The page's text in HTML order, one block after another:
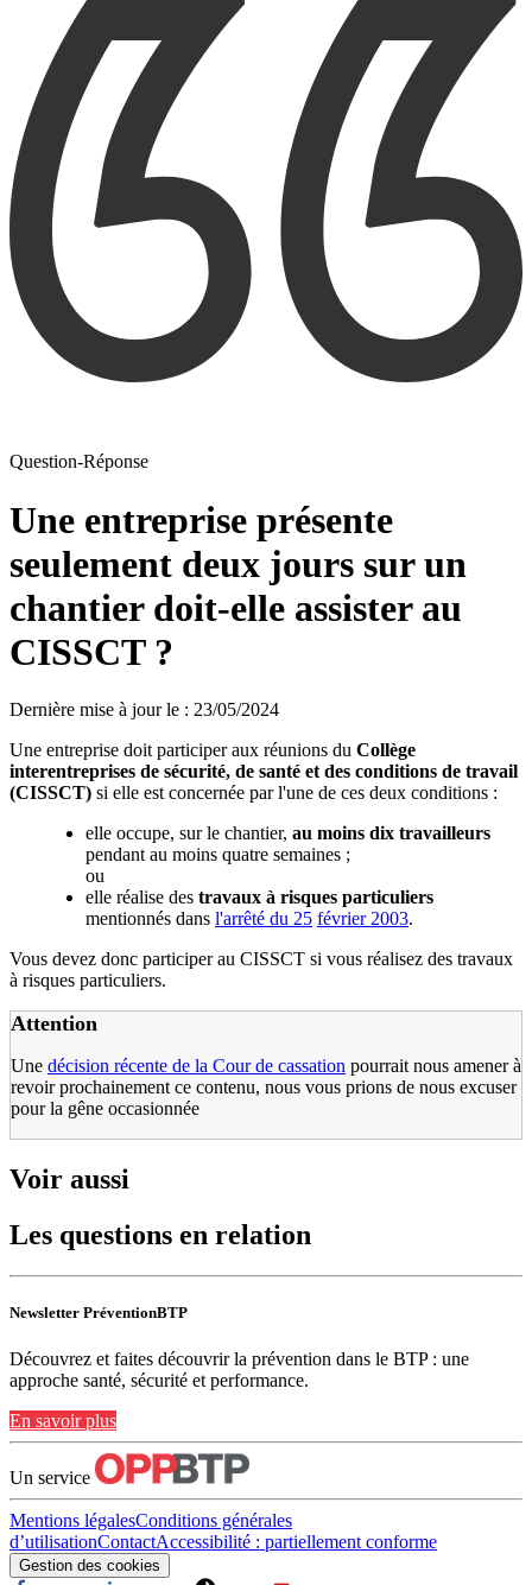
Question-Réponse
Une entreprise présente
seulement deux jours sur un
chantier doit-elle assister au
CISSCT ?
Dernière mise à jour le : 23/05/2024
Une entreprise doit participer aux réunions du Collège
interentreprises de sécurité, de santé et des conditions de travail
(CISSCT) si elle est concernée par l'une de ces deux conditions :
elle occupe, sur le chantier, au moins dix travailleurs
pendant au moins quatre semaines ;
ou
elle réalise des travaux à risques particuliers
mentionnés dans l'arrêté du 25 février 2003.
Vous devez donc participer au CISSCT si vous réalisez des travaux
à risques particuliers.
Attention
Une décision récente de la Cour de cassation pourrait nous amener à
revoir prochainement ce contenu, nous vous prions de nous excuser
pour la gêne occasionnée
Voir aussi
Les questions en relation
Newsletter PréventionBTP
Découvrez et faites découvrir la prévention dans le BTP : une
approche santé, sécurité et performance.
En savoir plus
Un service
Mentions légalesConditions générales
d’utilisationContactAccessibilité : partiellement conforme
Gestion des cookies